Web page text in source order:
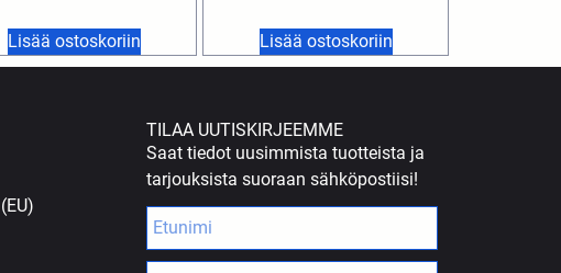
Lisää ostoskoriin Lisää ostoskoriin
TILAA UUTISKIRJEEMME
Saat tiedot uusimmista tuotteista ja
tarjouksista suoraan sähköpostiisi!